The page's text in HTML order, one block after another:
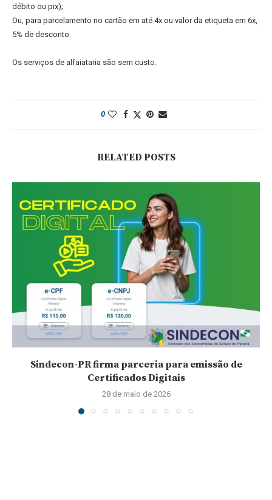
débito ou pix);
Ou, para parcelamento no cartão em até 4x ou valor da etiqueta em 6x,
5% de desconto.
Os serviços de alfaiataria são sem custo.
0
RELATED POSTS
Sindecon-PR firma parceria para emissão de
Certificados Digitais
28 de maio de 2026